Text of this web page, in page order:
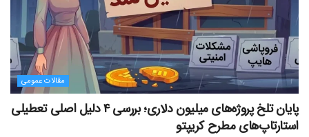
مقالات عمومی
پایان تلخ پروژه‌های میلیون دلاری؛ بررسی ۴ دلیل اصلی تعطیلی
استارتاپ‌های مطرح کریپتو